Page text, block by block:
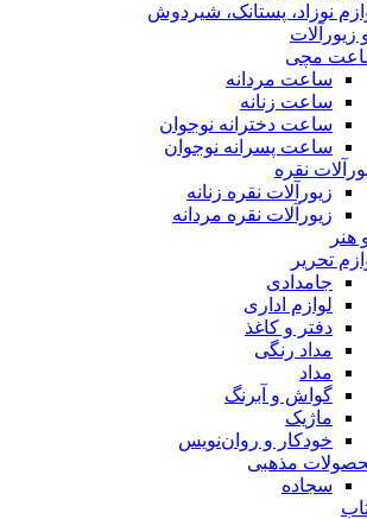
نوزاد، پستانک، شیردوش
مچی
ساعت مردانه
ساعت زنانه
ساعت دخترانه نوجوان
ساعت پسرانه نوجوان
نقره
زیورآلات نقره زنانه
زیورآلات نقره مردانه
هنر
تحریر
جامدادی
لوازم اداری
دفتر و کاغذ
مداد رنگی
مداد
گواش و آبرنگ
ماژیک
خودکار و روان‌نویس
مذهبی
سجاده